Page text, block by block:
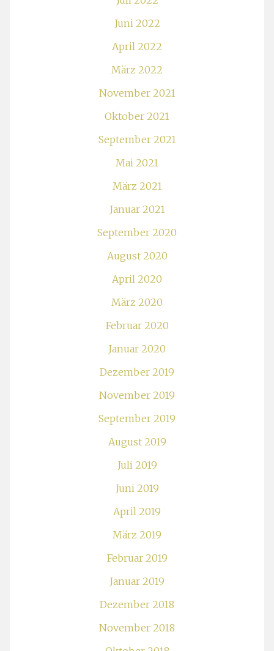
Juni 2022
April 2022
März 2022
November 2021
Oktober 2021
September 2021
Mai 2021
März 2021
Januar 2021
September 2020
August 2020
April 2020
März 2020
Februar 2020
Januar 2020
Dezember 2019
November 2019
September 2019
August 2019
Juli 2019
Juni 2019
April 2019
März 2019
Februar 2019
Januar 2019
Dezember 2018
November 2018